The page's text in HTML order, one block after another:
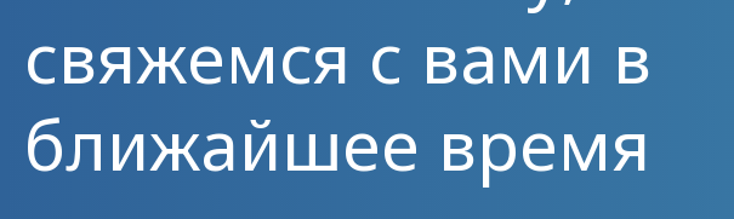
свяжемся с вами в
ближайшее время